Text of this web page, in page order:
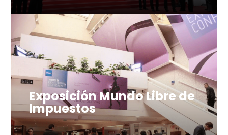
Exposición Mundo Libre de
Impuestos